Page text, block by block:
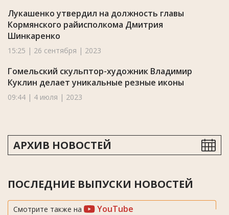
Лукашенко утвердил на должность главы
Кормянского райисполкома Дмитрия
Шинкаренко
15:25 | 26 сентября | 2023
Гомельский скульптор-художник Владимир
Куклин делает уникальные резные иконы
09:44 | 4 июля | 2023
АРХИВ НОВОСТЕЙ
ПОСЛЕДНИЕ ВЫПУСКИ НОВОСТЕЙ
Смотрите также на YouTube